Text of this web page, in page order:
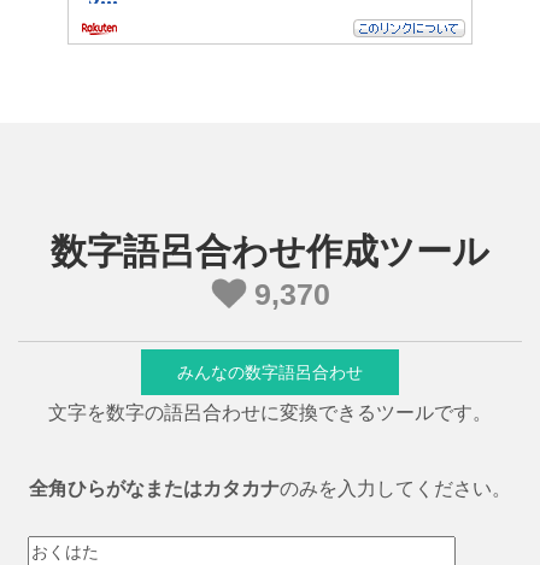
数字語呂合わせ作成ツール
9,370
みんなの数字語呂合わせ
文字を数字の語呂合わせに変換できるツールです。
全角ひらがなまたはカタカナのみを入力してください。